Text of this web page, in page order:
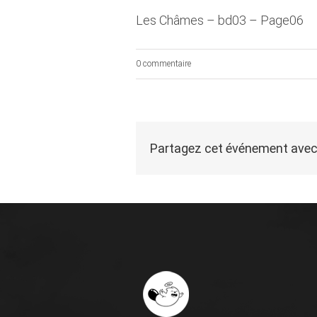
Les Châmes – bd03 – Page06
0 commentaire
Partagez cet événement